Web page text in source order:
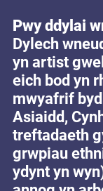
Pwy ddylai
Dylech
yn artist
eich bod yn
mwyafrif
Asiaidd,
treftadaeth
grwpiau
ydynt yn